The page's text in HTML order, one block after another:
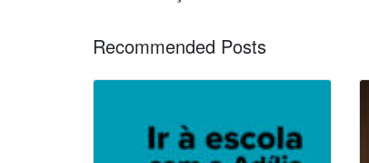
Recommended Posts